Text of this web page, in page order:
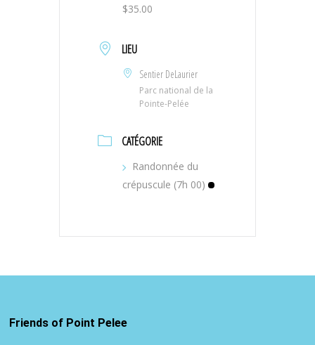
$35.00
LIEU
Sentier DeLaurier
Parc national de la
Pointe-Pelée
CATÉGORIE
Randonnée du
crépuscule (7h 00)
Friends of Point Pelee